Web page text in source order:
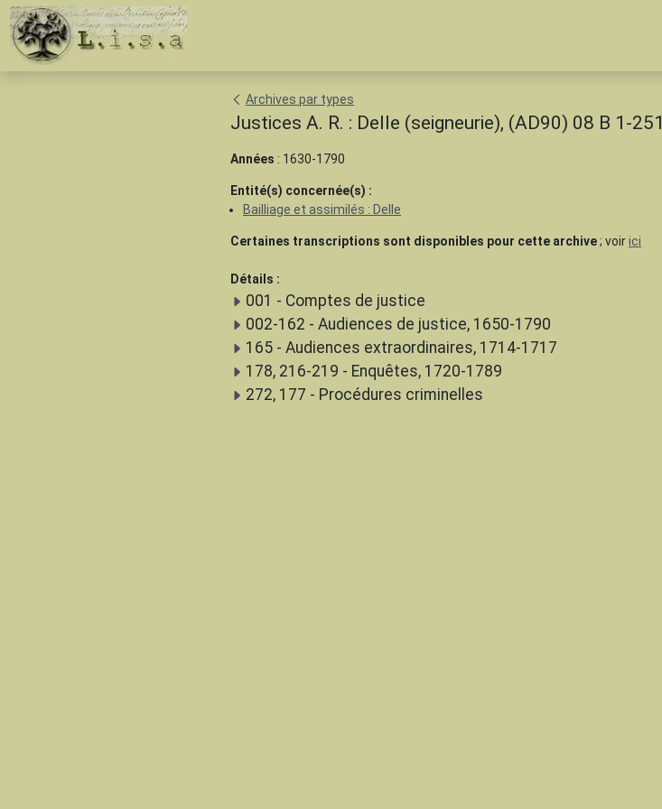
Archives par types
Justices A. R. : Delle (seigneurie), (AD90) 08 B 1-251
Années : 1630-1790
Entité(s) concernée(s) :
Bailliage et assimilés : Delle
Certaines transcriptions sont disponibles pour cette archive; voirici
Détails :
001 - Comptes de justice
002-162 - Audiences de justice, 1650-1790
165 - Audiences extraordinaires, 1714-1717
178, 216-219 - Enquêtes, 1720-1789
272, 177 - Procédures criminelles